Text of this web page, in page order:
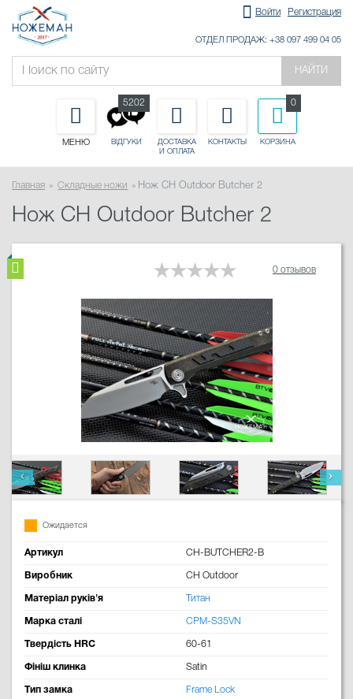
Войти Регистрация
ОТДЕЛ ПРОДАЖ: +38 097 499 04 05
НАЙТИ
МЕНЮ ВІДГУКИ
5202
ДОСТАВКА
И ОПЛАТА
КОНТАКТЫ КОРЗИНА
0
Главная Складные ножи Нож CH Outdoor Butcher 2
Нож CH Outdoor Butcher 2
0 отзывов
Ожидается
Артикул CH-BUTCHER2-B
Виробник CH Outdoor
Матеріал руків'я Титан
Марка сталі CPM-S35VN
Твердість HRC 60-61
Фініш клинка Satin
Тип замка Frame Lock